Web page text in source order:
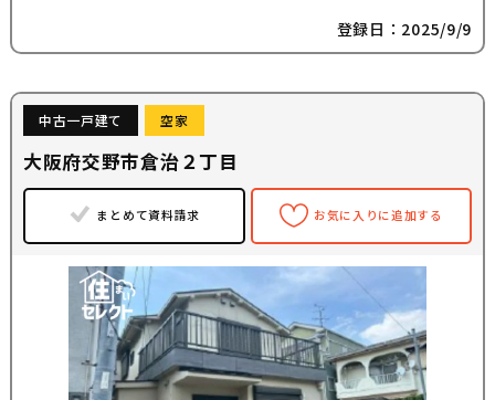
登録日：2025/9/9
中古一戸建て 空家
大阪府交野市倉治２丁目
まとめて資料請求 お気に入りに追加する